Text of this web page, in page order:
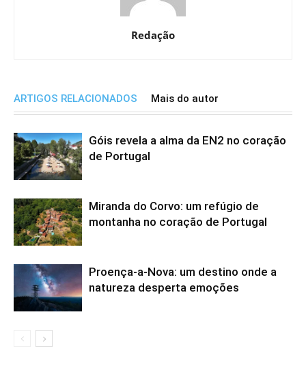
Redação
ARTIGOS RELACIONADOS Mais do autor
Góis revela a alma da EN2 no coração
de Portugal
Miranda do Corvo: um refúgio de
montanha no coração de Portugal
Proença-a-Nova: um destino onde a
natureza desperta emoções